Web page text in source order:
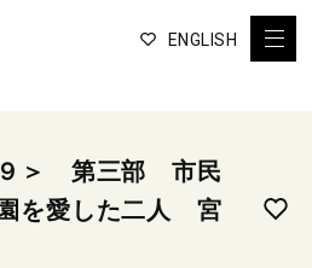
ENGLISH
＞ 第三部 市民
を愛した二人 宮